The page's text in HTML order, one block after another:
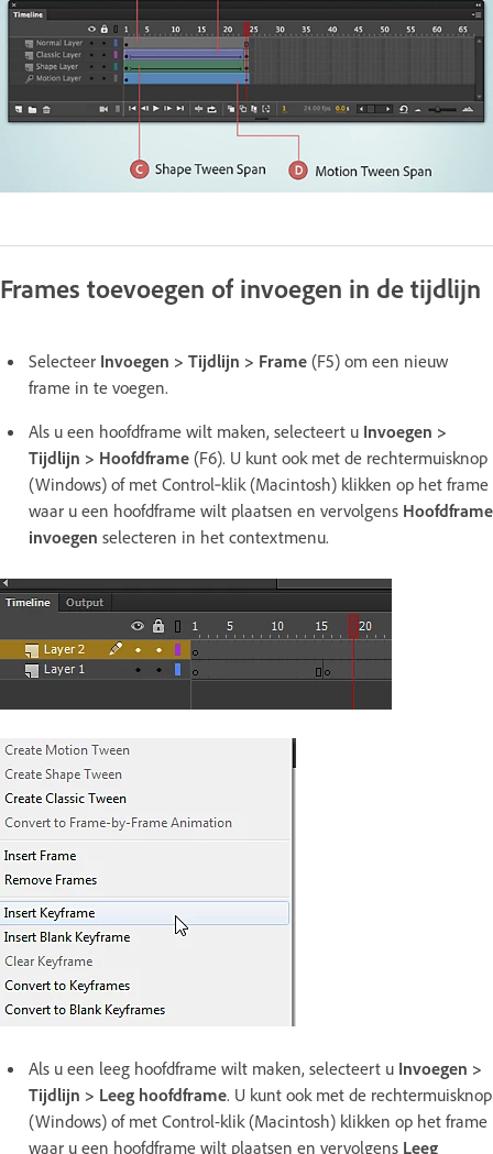
Frames toevoegen of invoegen in de tijdlijn
Selecteer Invoegen > Tijdlijn > Frame (F5) om een nieuw
frame in te voegen.
Als u een hoofdframe wilt maken, selecteert u Invoegen >
Tijdlijn > Hoofdframe (F6). U kunt ook met de rechtermuisknop
(Windows) of met Control‑klik (Macintosh) klikken op het frame
waar u een hoofdframe wilt plaatsen en vervolgens Hoofdframe
invoegen selecteren in het contextmenu.
Als u een leeg hoofdframe wilt maken, selecteert u Invoegen >
Tijdlijn > Leeg hoofdframe. U kunt ook met de rechtermuisknop
(Windows) of met Control-klik (Macintosh) klikken op het frame
waar u een hoofdframe wilt plaatsen en vervolgens Leeg